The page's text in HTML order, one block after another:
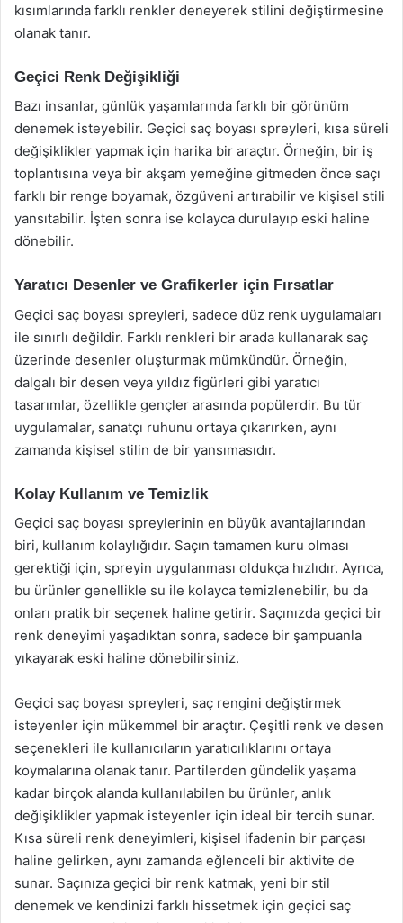
kısımlarında farklı renkler deneyerek stilini değiştirmesine
olanak tanır.
Geçici Renk Değişikliği
Bazı insanlar, günlük yaşamlarında farklı bir görünüm
denemek isteyebilir. Geçici saç boyası spreyleri, kısa süreli
değişiklikler yapmak için harika bir araçtır. Örneğin, bir iş
toplantısına veya bir akşam yemeğine gitmeden önce saçı
farklı bir renge boyamak, özgüveni artırabilir ve kişisel stili
yansıtabilir. İşten sonra ise kolayca durulayıp eski haline
dönebilir.
Yaratıcı Desenler ve Grafikerler için Fırsatlar
Geçici saç boyası spreyleri, sadece düz renk uygulamaları
ile sınırlı değildir. Farklı renkleri bir arada kullanarak saç
üzerinde desenler oluşturmak mümkündür. Örneğin,
dalgalı bir desen veya yıldız figürleri gibi yaratıcı
tasarımlar, özellikle gençler arasında popülerdir. Bu tür
uygulamalar, sanatçı ruhunu ortaya çıkarırken, aynı
zamanda kişisel stilin de bir yansımasıdır.
Kolay Kullanım ve Temizlik
Geçici saç boyası spreylerinin en büyük avantajlarından
biri, kullanım kolaylığıdır. Saçın tamamen kuru olması
gerektiği için, spreyin uygulanması oldukça hızlıdır. Ayrıca,
bu ürünler genellikle su ile kolayca temizlenebilir, bu da
onları pratik bir seçenek haline getirir. Saçınızda geçici bir
renk deneyimi yaşadıktan sonra, sadece bir şampuanla
yıkayarak eski haline dönebilirsiniz.
Geçici saç boyası spreyleri, saç rengini değiştirmek
isteyenler için mükemmel bir araçtır. Çeşitli renk ve desen
seçenekleri ile kullanıcıların yaratıcılıklarını ortaya
koymalarına olanak tanır. Partilerden gündelik yaşama
kadar birçok alanda kullanılabilen bu ürünler, anlık
değişiklikler yapmak isteyenler için ideal bir tercih sunar.
Kısa süreli renk deneyimleri, kişisel ifadenin bir parçası
haline gelirken, aynı zamanda eğlenceli bir aktivite de
sunar. Saçınıza geçici bir renk katmak, yeni bir stil
denemek ve kendinizi farklı hissetmek için geçici saç